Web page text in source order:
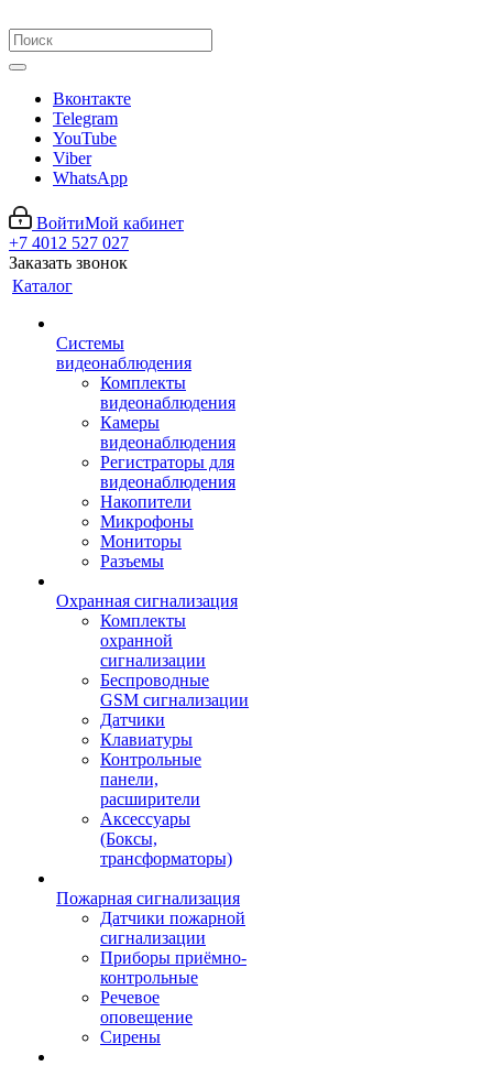
Вконтакте
Telegram
YouTube
Viber
WhatsApp
ВойтиМой кабинет
+7 4012 527 027
Заказать звонок
Каталог
Системы
видеонаблюдения
Комплекты
видеонаблюдения
Камеры
видеонаблюдения
Регистраторы для
видеонаблюдения
Накопители
Микрофоны
Мониторы
Разъемы
Охранная сигнализация
Комплекты
охранной
сигнализации
Беспроводные
GSM сигнализации
Датчики
Клавиатуры
Контрольные
панели,
расширители
Аксессуары
(Боксы,
трансформаторы)
Пожарная сигнализация
Датчики пожарной
сигнализации
Приборы приёмно-
контрольные
Речевое
оповещение
Сирены